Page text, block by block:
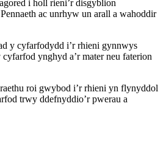
i holl rieni’r disgyblion
ac unrhyw un arall a wahoddir
y cyfarfodydd i’r rhieni gynnwys
ynghyd a’r mater neu faterion
roi gwybod i’r rhieni yn flynyddol
trwy ddefnyddio’r pwerau a